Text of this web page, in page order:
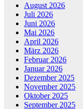
August 2026
Juli 2026
Juni 2026
Mai 2026
April 2026
März 2026
Februar 2026
Januar 2026
Dezember 2025
November 2025
Oktober 2025
September 2025